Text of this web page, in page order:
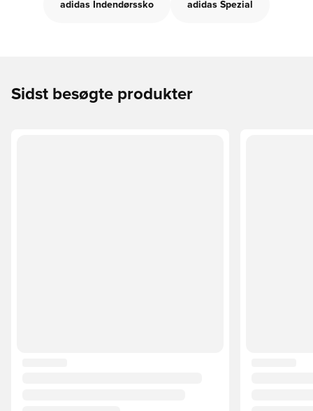
adidas Indendørssko adidas Spezial
Sidst besøgte produkter